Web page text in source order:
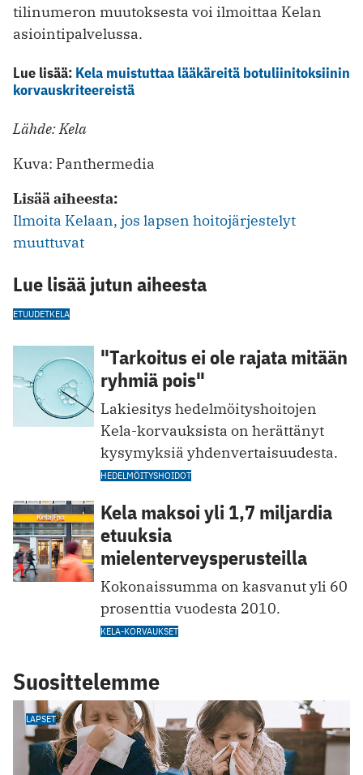
tilinumeron muutoksesta voi ilmoittaa Kelan
asiointipalvelussa.
Lue lisää: Kela muistuttaa lääkäreitä botuliinitoksiinin
korvauskriteereistä
Lähde: Kela
Kuva: Panthermedia
Lisää aiheesta:
Ilmoita Kelaan, jos lapsen hoitojärjestelyt
muuttuvat
Lue lisää jutun aiheesta
ETUUDETKELA
"Tarkoitus ei ole rajata mitään
ryhmiä pois"
Lakiesitys hedelmöityshoitojen
Kela-korvauksista on herättänyt
kysymyksiä yhdenvertaisuudesta.
HEDELMÖITYSHOIDOT
Kela maksoi yli 1,7 miljardia
etuuksia
mielenterveysperusteilla
Kokonaissumma on kasvanut yli 60
prosenttia vuodesta 2010.
KELA-KORVAUKSET
Suosittelemme
LAPSET